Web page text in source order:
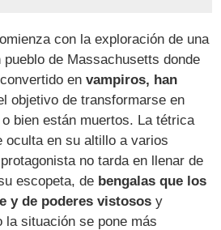
con la exploración de una
pueblo de Massachusetts donde
envampiros, han
objetivo de transformarse en
bien están muertos. La tétrica
oculta en su altillo a varios
no tarda en llenar de
escopeta, de bengalas que los
y de poderes vistosos y
la situación se pone más